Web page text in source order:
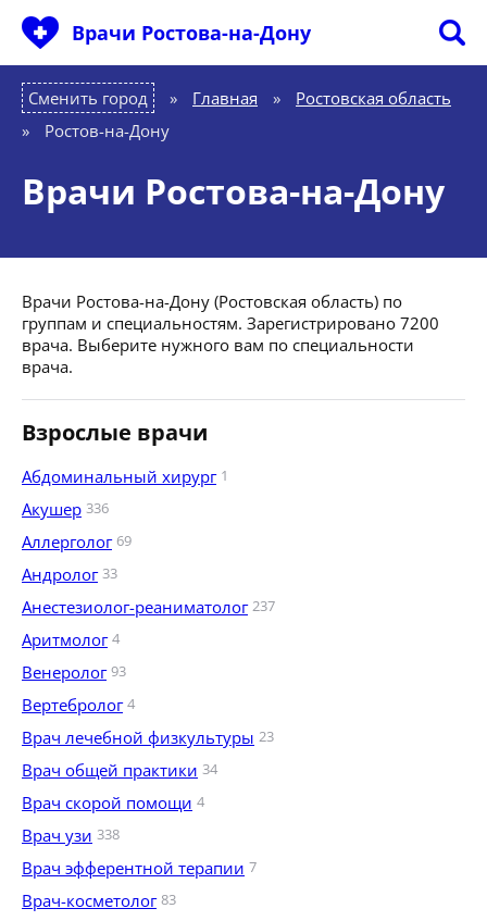
Врачи Ростова-на-Дону
Сменить город Главная »
Ростовская область
»
Ростов-на-Дону
Врачи Ростова-на-Дону
Врачи Ростова-на-Дону (Ростовская область) по
группам и специальностям. Зарегистрировано 7200
врача. Выберите нужного вам по специальности
врача.
Взрослые врачи
Абдоминальный хирург 1
Акушер 336
Аллерголог 69
Андролог 33
Анестезиолог-реаниматолог 237
Аритмолог 4
Венеролог 93
Вертебролог 4
Врач лечебной физкультуры 23
Врач общей практики 34
Врач скорой помощи 4
Врач узи 338
Врач эфферентной терапии 7
Врач-косметолог 83